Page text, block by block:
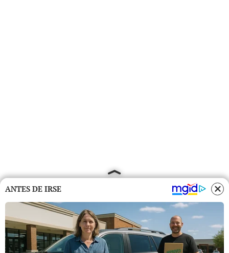
ANTES DE IRSE